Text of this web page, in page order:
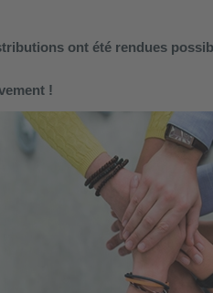
ont été rendues
!